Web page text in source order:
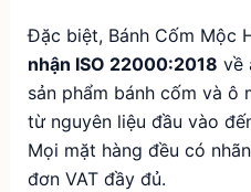
Đặc biệt, Bánh Cốm Mộc
nhận ISO 22000:2018 về
sản phẩm bánh cốm và ô
từ nguyên liệu đầu vào
Mọi mặt hàng đều có
đơn VAT đầy đủ.